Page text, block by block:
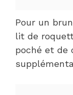
Pour un
lit de
poché et de